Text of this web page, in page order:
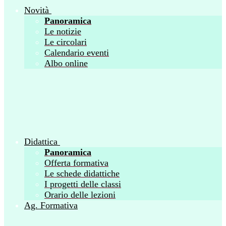
Novità
Panoramica
Le notizie
Le circolari
Calendario eventi
Albo online
Didattica
Panoramica
Offerta formativa
Le schede didattiche
I progetti delle classi
Orario delle lezioni
Ag. Formativa